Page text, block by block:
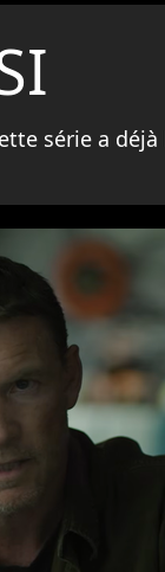
série a